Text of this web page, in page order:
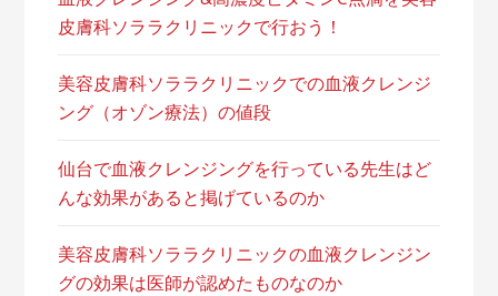
皮膚科ソララクリニックで行おう！
美容皮膚科ソララクリニックでの血液クレンジ
ング（オゾン療法）の値段
仙台で血液クレンジングを行っている先生はど
んな効果があると掲げているのか
美容皮膚科ソララクリニックの血液クレンジン
グの効果は医師が認めたものなのか